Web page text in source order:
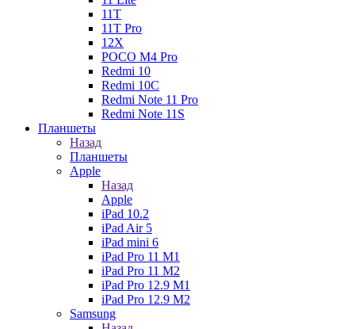
11T
11T Pro
12X
POCO M4 Pro
Redmi 10
Redmi 10C
Redmi Note 11 Pro
Redmi Note 11S
Планшеты
Назад
Планшеты
Apple
Назад
Apple
iPad 10.2
iPad Air 5
iPad mini 6
iPad Pro 11 M1
iPad Pro 11 M2
iPad Pro 12.9 M1
iPad Pro 12.9 M2
Samsung